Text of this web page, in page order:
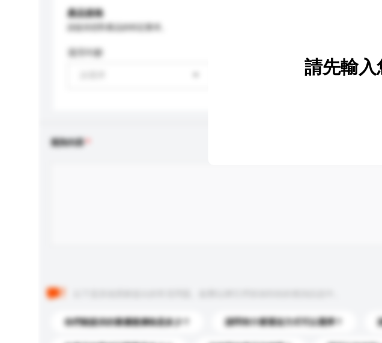
產品規格
適用年齡
新增/刪除選項
查詢內容
你們能提供的最優惠價格是多少？ 請問有什麼運送方式可以選擇？
請先輸入